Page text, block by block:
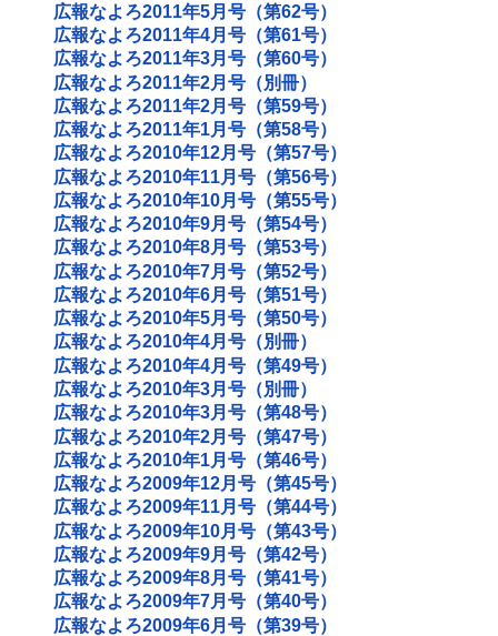
広報なよろ2011年5月号（第62号）
広報なよろ2011年4月号（第61号）
広報なよろ2011年3月号（第60号）
広報なよろ2011年2月号（別冊）
広報なよろ2011年2月号（第59号）
広報なよろ2011年1月号（第58号）
広報なよろ2010年12月号（第57号）
広報なよろ2010年11月号（第56号）
広報なよろ2010年10月号（第55号）
広報なよろ2010年9月号（第54号）
広報なよろ2010年8月号（第53号）
広報なよろ2010年7月号（第52号）
広報なよろ2010年6月号（第51号）
広報なよろ2010年5月号（第50号）
広報なよろ2010年4月号（別冊）
広報なよろ2010年4月号（第49号）
広報なよろ2010年3月号（別冊）
広報なよろ2010年3月号（第48号）
広報なよろ2010年2月号（第47号）
広報なよろ2010年1月号（第46号）
広報なよろ2009年12月号（第45号）
広報なよろ2009年11月号（第44号）
広報なよろ2009年10月号（第43号）
広報なよろ2009年9月号（第42号）
広報なよろ2009年8月号（第41号）
広報なよろ2009年7月号（第40号）
広報なよろ2009年6月号（第39号）